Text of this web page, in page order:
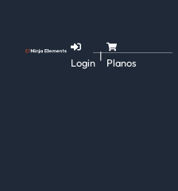
Login
|
Planos